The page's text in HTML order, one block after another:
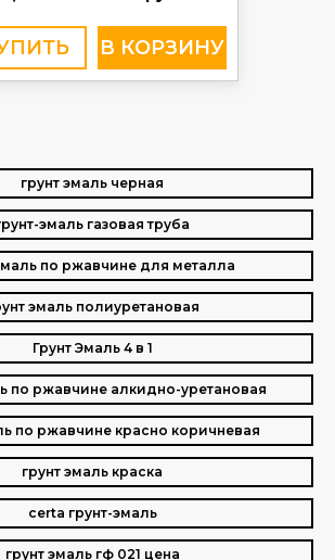
грунт эмаль черная
эмаль газовая труба
по ржавчине для металла
эмаль полиуретановая
Грунт Эмаль 4 в 1
по ржавчине алкидно-уретановая
по ржавчине красно коричневая
грунт эмаль краска
certa грунт-эмаль
грунт эмаль гф 021 цена